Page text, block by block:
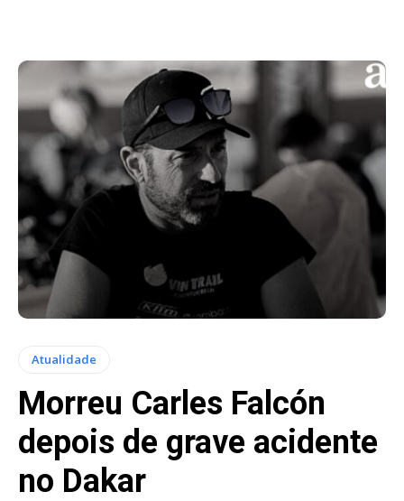
Atualidade
Morreu Carles Falcón
depois de grave acidente
no Dakar